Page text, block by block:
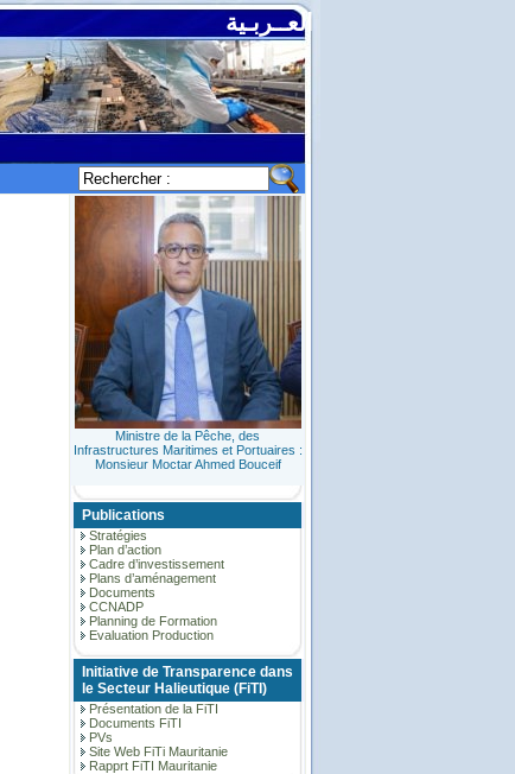
العــربـية
Ministre de la Pêche, des
Infrastructures Maritimes et Portuaires :
Monsieur Moctar Ahmed Bouceif
Publications
Stratégies
Plan d’action
Cadre d’investissement
Plans d’aménagement
Documents
CCNADP
Planning de Formation
Evaluation Production
Initiative de Transparence dans
le Secteur Halieutique (FiTI)
Présentation de la FiTI
Documents FiTI
PVs
Site Web FiTi Mauritanie
Rapprt FiTI Mauritanie